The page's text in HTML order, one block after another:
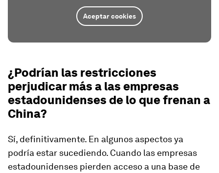
Aceptar cookies
¿Podrían las restricciones
perjudicar más a las empresas
estadounidenses de lo que frenan a
China?
Sí, definitivamente. En algunos aspectos ya
podría estar sucediendo. Cuando las empresas
estadounidenses pierden acceso a una base de